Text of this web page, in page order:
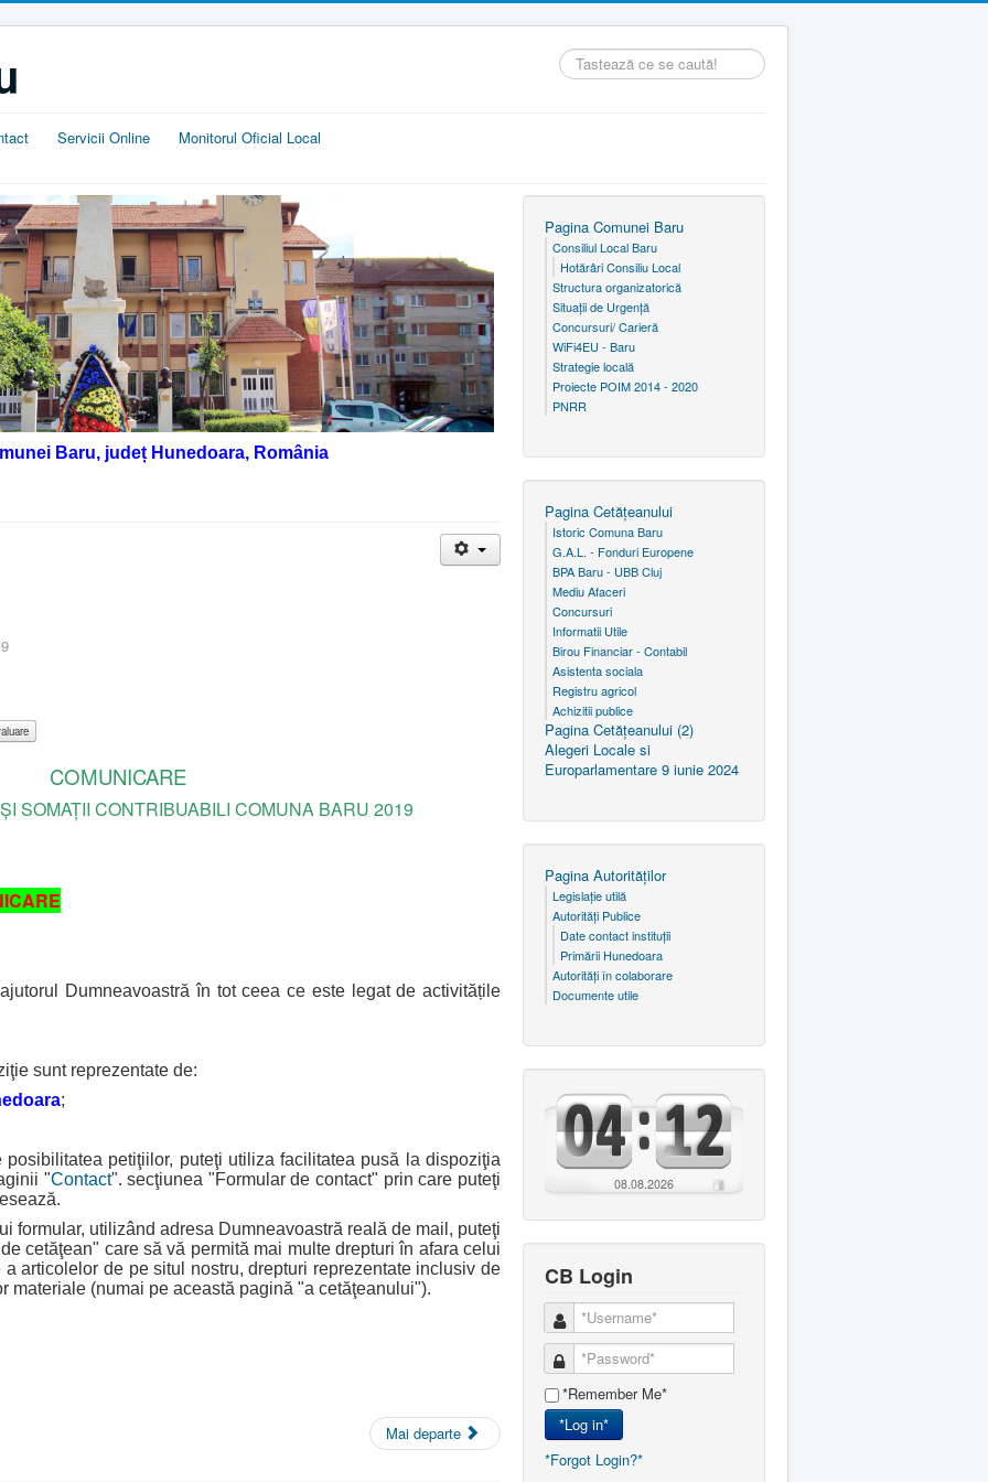
Căutare
...
Servicii Online Monitorul Oficial Local
Baru, județ Hunedoara, România
COMUNICARE
SOMAȚII CONTRIBUABILI COMUNA BARU 2019
Dumneavoastră în tot ceea ce este legat de activitățile
sunt reprezentate de:
;
petiţiilor, puteţi utiliza facilitatea pusă la dispoziţia
"Contact". secţiunea "Formular de contact" prin care puteţi
utilizând adresa Dumneavoastră reală de mail, puteţi
cetăţean" care să vă permită mai multe drepturi în afara celui
articolelor de pe situl nostru, drepturi reprezentate inclusiv de
materiale (numai pe această pagină "a cetăţeanului").
Mai departe
Pagina Comunei Baru
Consiliul Local Baru
Hotărâri Consiliu Local
Structura organizatorică
Situaţii de Urgenţă
Concursuri/ Carieră
WiFi4EU - Baru
Strategie locală
Proiecte POIM 2014 - 2020
PNRR
Pagina Cetăţeanului
Istoric Comuna Baru
G.A.L. - Fonduri Europene
BPA Baru - UBB Cluj
Mediu Afaceri
Concursuri
Informatii Utile
Birou Financiar - Contabil
Asistenta sociala
Registru agricol
Achizitii publice
Pagina Cetăţeanului (2)
Alegeri Locale si
Europarlamentare 9 iunie 2024
Pagina Autorităţilor
Legislaţie utilă
Autorităţi Publice
Date contact instituţii
Primării Hunedoara
Autorităţi în colaborare
Documente utile
08.08.2026
CB Login
*Remember Me*
*Log in*
*Forgot Login?*